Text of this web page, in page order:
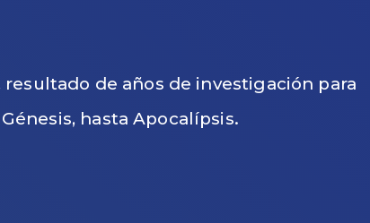
de años de investigación para
hasta Apocalípsis.